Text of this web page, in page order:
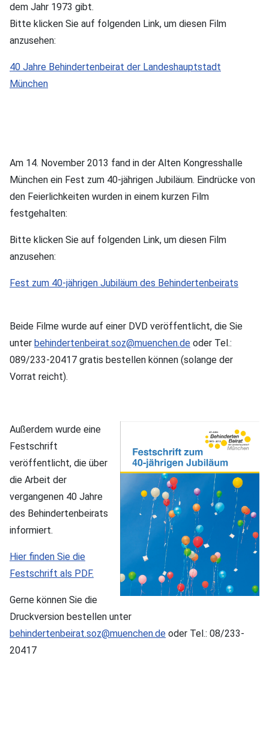
dem Jahr 1973 gibt.
Bitte klicken Sie auf folgenden Link, um diesen Film
anzusehen:
40 Jahre Behindertenbeirat der Landeshauptstadt
München
Am 14. November 2013 fand in der Alten Kongresshalle
München ein Fest zum 40-jährigen Jubiläum. Eindrücke von
den Feierlichkeiten wurden in einem kurzen Film
festgehalten:
Bitte klicken Sie auf folgenden Link, um diesen Film
anzusehen:
Fest zum 40-jährigen Jubiläum des Behindertenbeirats
Beide Filme wurde auf einer DVD veröffentlicht, die Sie
unter behindertenbeirat.soz@muenchen.de oder Tel.:
089/233-20417 gratis bestellen können (solange der
Vorrat reicht).
Außerdem wurde eine
Festschrift
veröffentlicht, die über
die Arbeit der
vergangenen 40 Jahre
des Behindertenbeirats
informiert.
Hier finden Sie die
Festschrift als PDF.
Gerne können Sie die
Druckversion bestellen unter
behindertenbeirat.soz@muenchen.de oder Tel.: 08/233-
20417